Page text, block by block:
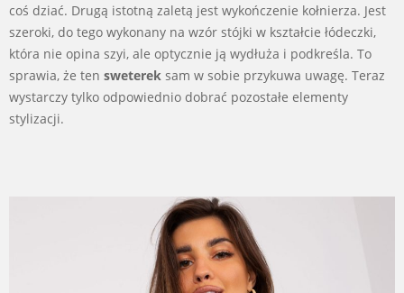
coś dziać. Drugą istotną zaletą jest wykończenie kołnierza. Jest
szeroki, do tego wykonany na wzór stójki w kształcie łódeczki,
która nie opina szyi, ale optycznie ją wydłuża i podkreśla. To
sprawia, że ten sweterek sam w sobie przykuwa uwagę. Teraz
wystarczy tylko odpowiednio dobrać pozostałe elementy
stylizacji.